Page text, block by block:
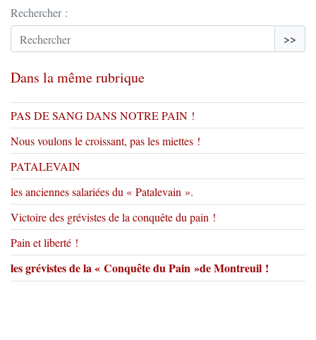
Rechercher :
>>
Dans la même rubrique
PAS DE SANG DANS NOTRE PAIN !
Nous voulons le croissant, pas les miettes !
PATALEVAIN
les anciennes salariées du « Patalevain ».
Victoire des grévistes de la conquête du pain !
Pain et liberté !
les grévistes de la « Conquête du Pain »de Montreuil !